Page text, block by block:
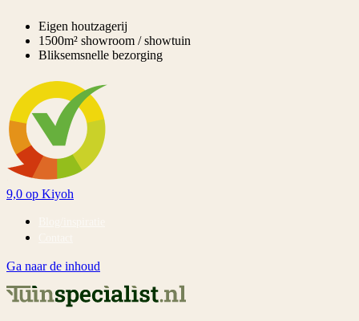
Eigen houtzagerij
1500m² showroom / showtuin
Bliksemsnelle bezorging
9,0 op Kiyoh
Ga naar de inhoud